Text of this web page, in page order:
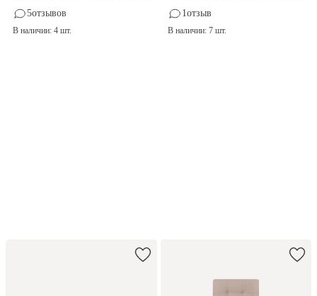
5отзывов
В наличии: 4 шт.
1отзыв
В наличии: 7 шт.